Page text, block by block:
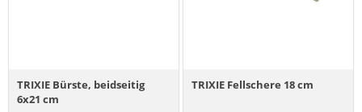
TRIXIE Bürste, beidseitig
6x21 cm
TRIXIE Fellschere 18 cm